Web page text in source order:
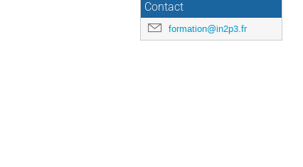
Contact
formation@in2p3.fr